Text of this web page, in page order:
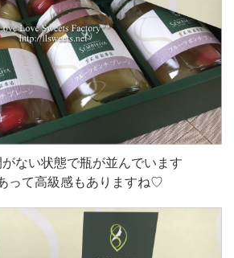
ない状態で瓶が並んでいます
って高級感もありますね♡